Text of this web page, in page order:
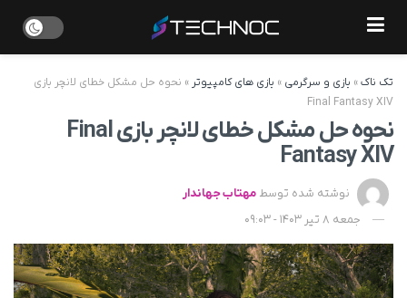
تک ناک» بازی و سرگرمی » بازی های کامپیوتر » نحوه حل مشکل خطای لانچر بازی
Final Fantasy XIV
نحوه حل مشکل خطای لانچر بازی Final
Fantasy XIV
نوشته شده توسط مهتاب جهاندار
جمعه 8 تیر 1403 - 09:03